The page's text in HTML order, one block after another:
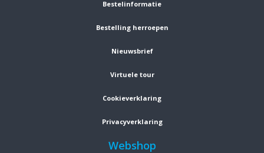
Bestelinformatie
Bestelling herroepen
Nieuwsbrief
Virtuele tour
Cookieverklaring
Privacyverklaring
Webshop